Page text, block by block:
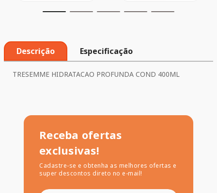
Descrição Especificação
TRESEMME HIDRATACAO PROFUNDA COND 400ML
Receba ofertas
exclusivas!
Cadastre-se e obtenha as melhores ofertas e
super descontos direto no e-mail!